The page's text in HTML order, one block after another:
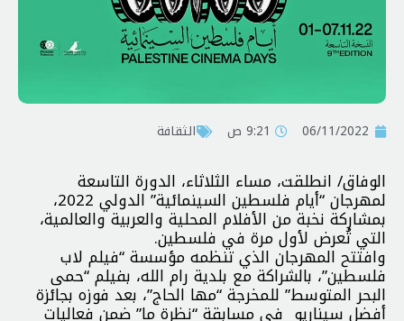
06/11/2022 9:21 ص الثقافة
الوفاق/ انطلقت، مساء الثلاثاء، الدورة التاسعة
لمهرجان “أيام فلسطين السينمائية” الدولي 2022،
بمشاركة نخبة من الأفلام المحلية والعربية والعالمية،
التي تُعرض لأول مرة في فلسطين.
وافتتح المهرجان الذي تنظمه مؤسسة “فيلم لاب
فلسطين”، بالشراكة مع بلدية رام الله، بفيلم “حمى
البحر المتوسط” للمخرجة “مها الحاج”، بعد فوزه بجائزة
أفضل سيناريو في مسابقة “نظرة ما” ضمن فعاليات